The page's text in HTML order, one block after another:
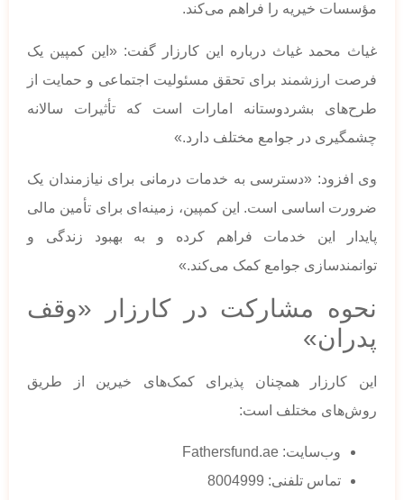
مؤسسات خیریه را فراهم می‌کند.
غیاث محمد غیاث درباره این کارزار گفت: «این کمپین یک
فرصت ارزشمند برای تحقق مسئولیت اجتماعی و حمایت از
طرح‌های بشردوستانه امارات است که تأثیرات سالانه
چشمگیری در جوامع مختلف دارد.»
وی افزود: «دسترسی به خدمات درمانی برای نیازمندان یک
ضرورت اساسی است. این کمپین، زمینه‌ای برای تأمین مالی
پایدار این خدمات فراهم کرده و به بهبود زندگی و
توانمندسازی جوامع کمک می‌کند.»
نحوه مشارکت در کارزار «وقف
پدران»
این کارزار همچنان پذیرای کمک‌های خیرین از طریق
روش‌های مختلف است:
وب‌سایت: Fathersfund.ae
تماس تلفنی: 8004999